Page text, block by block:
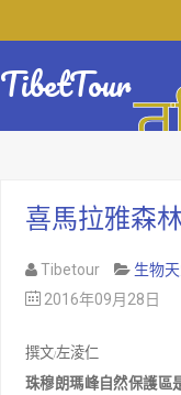
TibetTour
喜馬拉雅森
Tibetour 生物
2016年09月28日
撰文/左淩仁
珠穆朗瑪峰自然保護區